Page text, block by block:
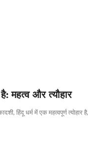
महत्व और त्यौहार
हिंदू धर्म में एक महत्वपूर्ण त्योहार